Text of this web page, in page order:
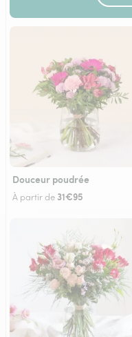
Douceur poudrée
À partir de 31€95